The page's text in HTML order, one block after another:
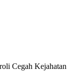
Cegah Kejahatan